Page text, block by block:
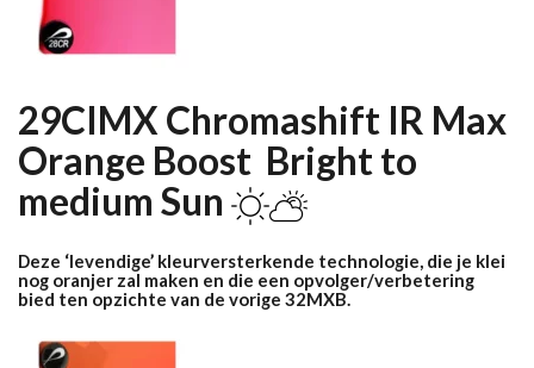
29CIMX Chromashift IR Max
Orange Boost Bright to
medium Sun
Deze ‘levendige’ kleurversterkende technologie, die je klei
nog oranjer zal maken en die een opvolger/verbetering
bied ten opzichte van de vorige 32MXB.